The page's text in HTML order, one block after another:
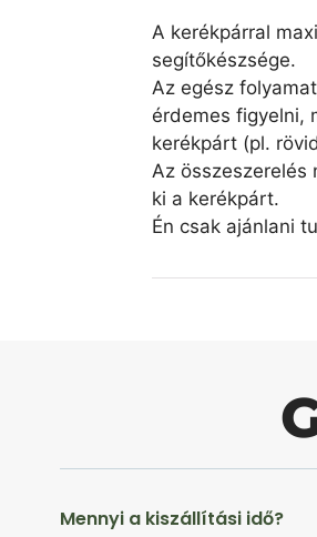
A kerékpárral
segítőkészsége.
Az egész
érdemes figyelni,
kerékpárt (pl.
Az összeszerelés
ki a kerékpárt.
Én csak ajánlani
Mennyi a kiszállítási idő?